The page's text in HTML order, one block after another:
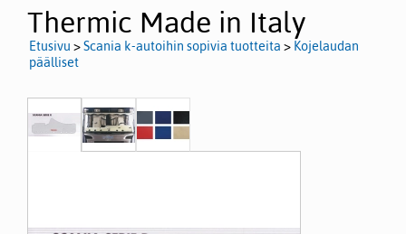
Thermic Made in Italy
Etusivu >Scania k-autoihin sopivia tuotteita > Kojelaudan
päälliset